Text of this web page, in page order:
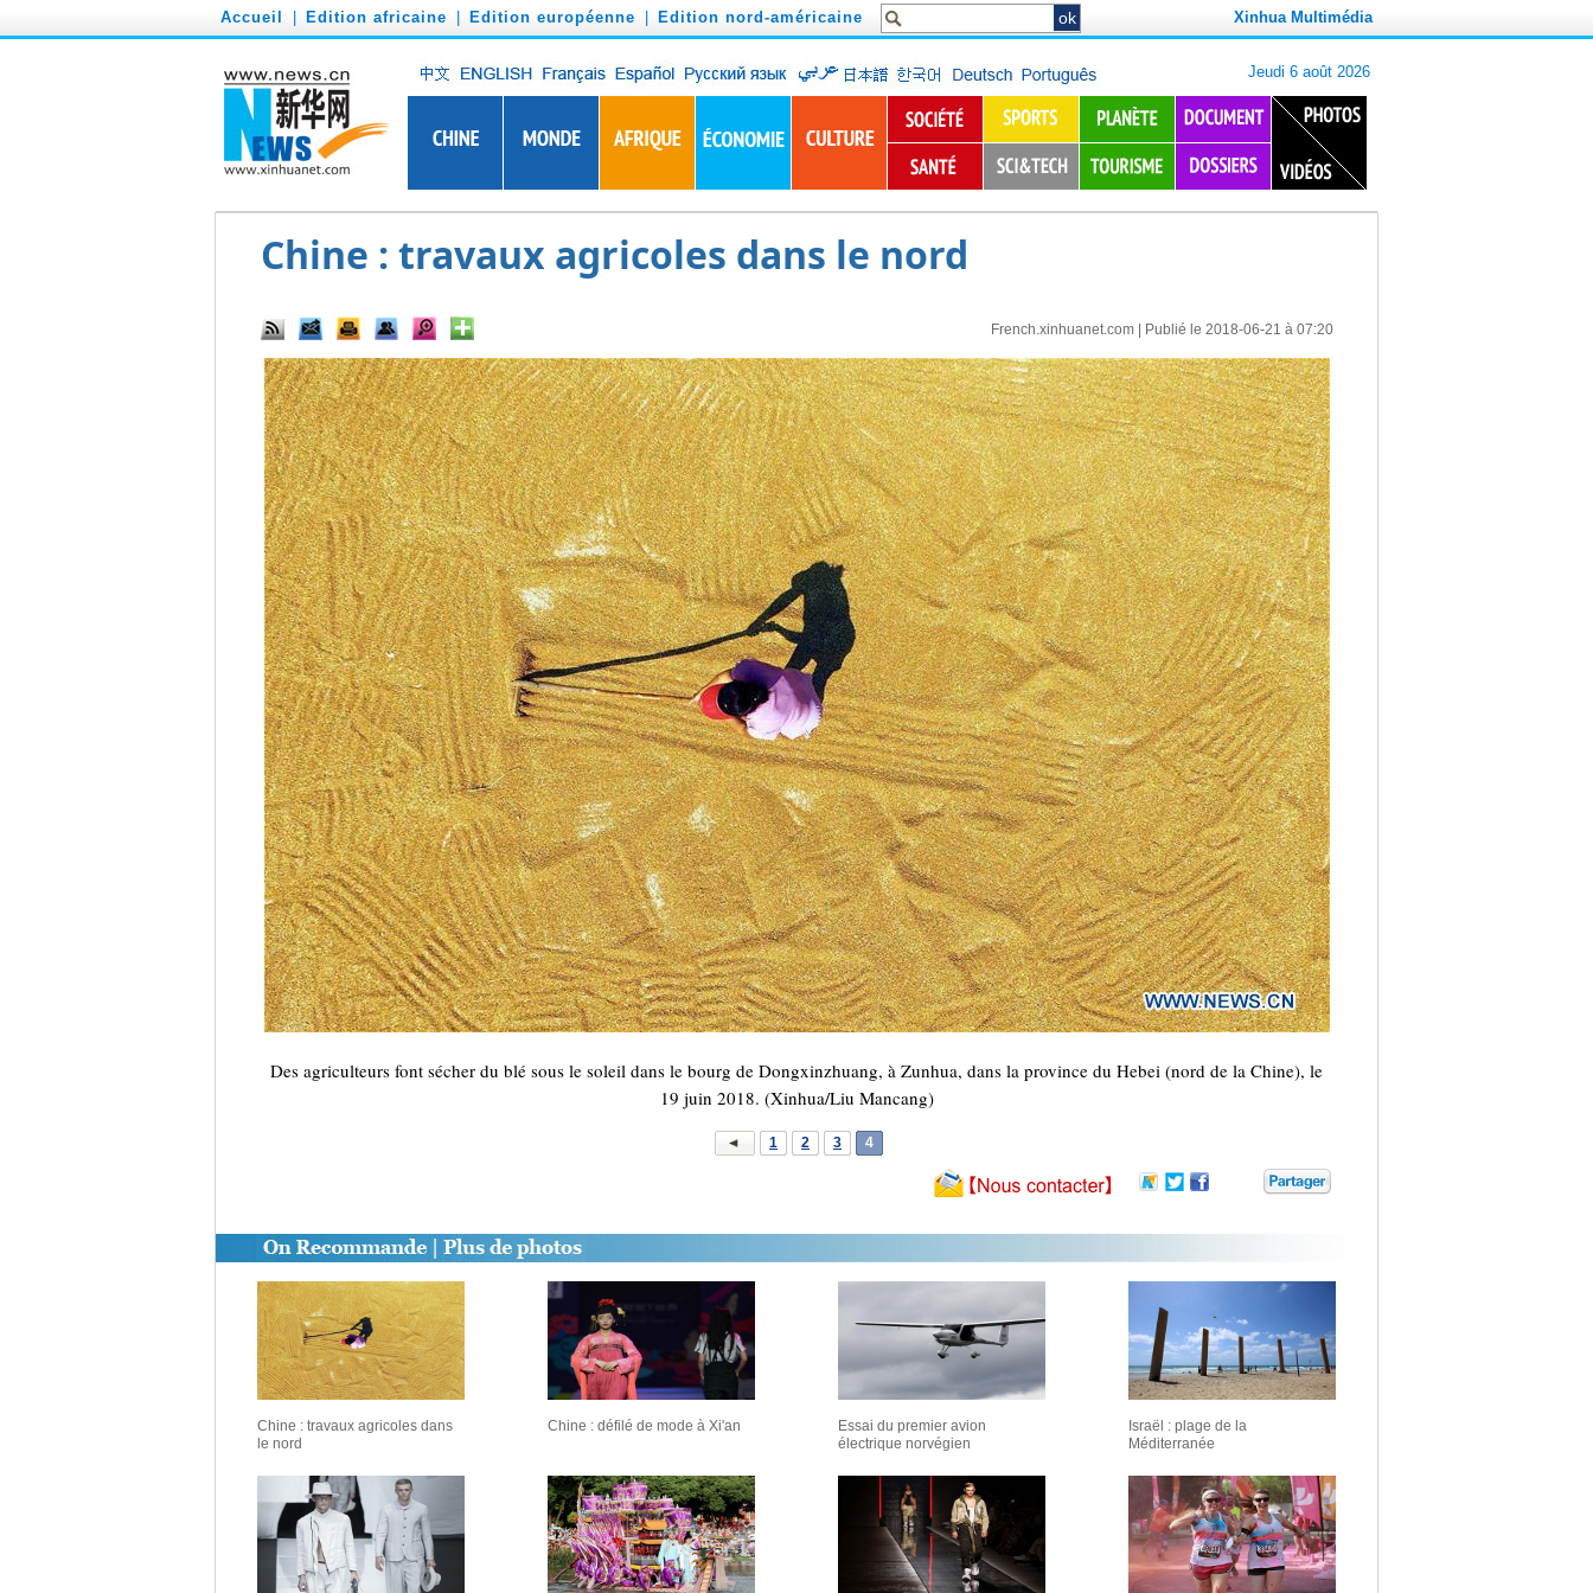
Accueil Edition africaine Edition européenne Edition nord-américaine Xinhua Multimédia
Chine : travaux agricoles dans le nord
French.xinhuanet.com| Publié le 2018-06-21 à 07:20
Des agriculteurs font sécher du blé sous le soleil dans le bourg de Dongxinzhuang, à Zunhua, dans la province du Hebei (nord de la Chine), le
19 juin 2018. (Xinhua/Liu Mancang)
1 2 3 4
Chine : travaux agricoles dans
le nord
Chine : défilé de mode à Xi'an
Essai du premier avion
électrique norvégien
Israël : plage de la
Méditerranée